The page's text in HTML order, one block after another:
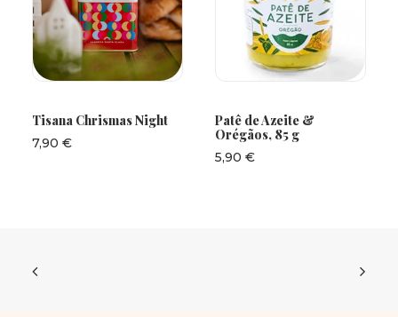
Tisana Chrismas Night
7,90 €
Patê de Azeite &
Orégãos, 85 g
5,90 €